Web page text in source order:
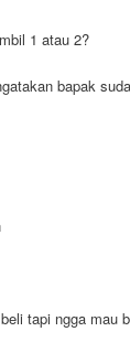
1 atau 2?
bapak
tapi ngga mau